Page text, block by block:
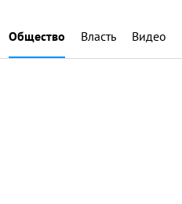
Общество Власть Видео